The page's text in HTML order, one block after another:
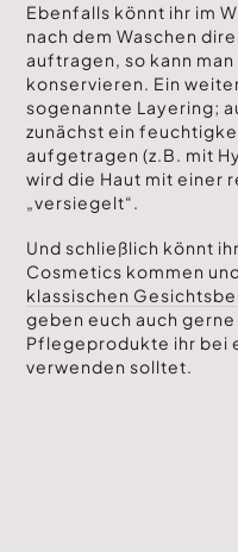
Ebenfalls könnt ihr im
nach dem Waschen
auftragen, so kann
konservieren. Ein
sogenannte Layering;
zunächst ein
aufgetragen (z.B. mit
wird die Haut mit einer
„versiegelt“.
Und schließlich könnt
Cosmetics kommen
klassischen
geben euch auch
Pflegeprodukte ihr bei
verwenden solltet.